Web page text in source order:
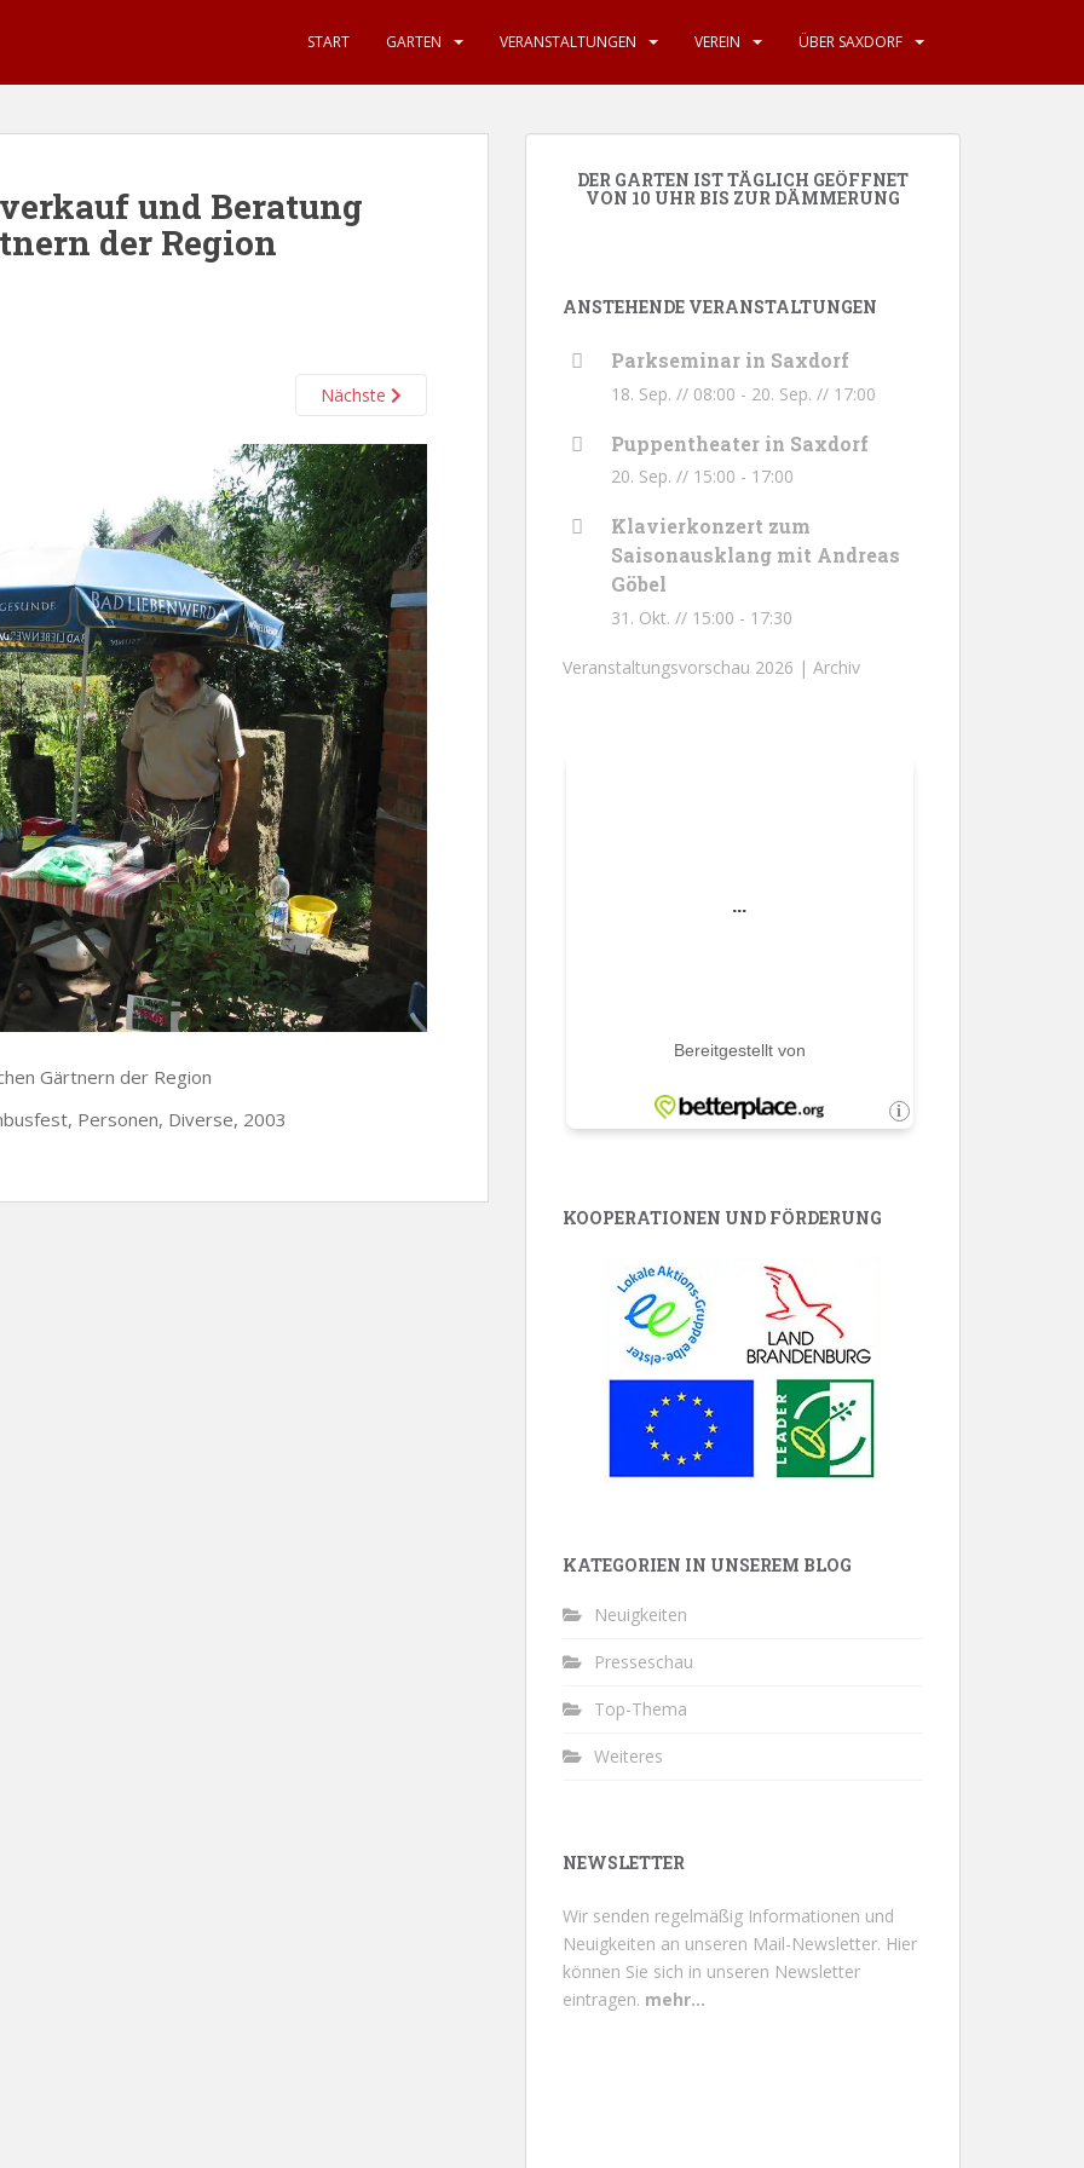
START GARTEN VERANSTALTUNGEN VEREIN ÜBER SAXDORF
und Beratung
der Region
Nächste
Gärtnern der Region
Personen, Diverse, 2003
DER GARTEN IST TÄGLICH GEÖFFNET
VON 10 UHR BIS ZUR DÄMMERUNG
ANSTEHENDE VERANSTALTUNGEN
Parkseminar in Saxdorf
18. Sep. // 08:00 - 20. Sep. // 17:00
Puppentheater in Saxdorf
20. Sep. // 15:00 - 17:00
Klavierkonzert zum
Saisonausklang mit Andreas
Göbel
31. Okt. // 15:00 - 17:30
Veranstaltungsvorschau 2026 | Archiv
KOOPERATIONEN UND FÖRDERUNG
KATEGORIEN IN UNSEREM BLOG
Neuigkeiten
Presseschau
Top-Thema
Weiteres
NEWSLETTER
Wir senden regelmäßig Informationen und
Neuigkeiten an unseren Mail-Newsletter. Hier
können Sie sich in unseren Newsletter
eintragen. mehr...